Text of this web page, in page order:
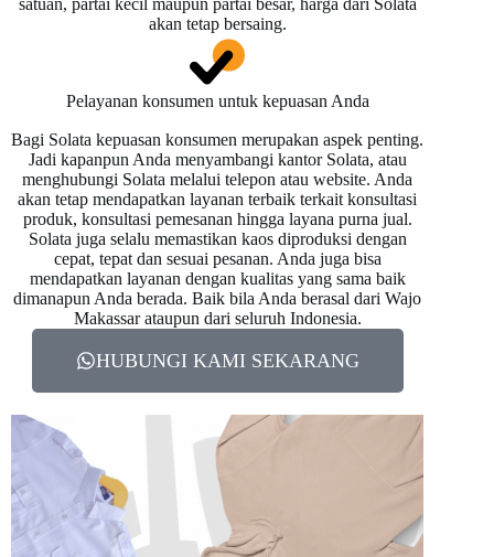
satuan, partai kecil maupun partai besar, harga dari Solata
akan tetap bersaing.
Pelayanan konsumen untuk kepuasan Anda
Bagi Solata kepuasan konsumen merupakan aspek penting.
Jadi kapanpun Anda menyambangi kantor Solata, atau
menghubungi Solata melalui telepon atau website. Anda
akan tetap mendapatkan layanan terbaik terkait konsultasi
produk, konsultasi pemesanan hingga layana purna jual.
Solata juga selalu memastikan kaos diproduksi dengan
cepat, tepat dan sesuai pesanan. Anda juga bisa
mendapatkan layanan dengan kualitas yang sama baik
dimanapun Anda berada. Baik bila Anda berasal dari Wajo
Makassar ataupun dari seluruh Indonesia.
HUBUNGI KAMI SEKARANG